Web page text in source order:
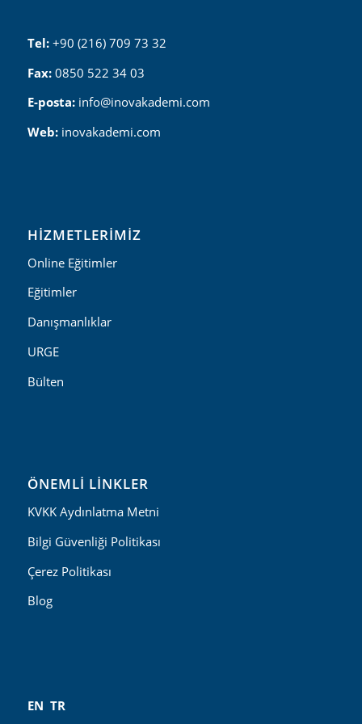
Tel: +90 (216) 709 73 32
Fax: 0850 522 34 03
E-posta: info@inovakademi.com
Web: inovakademi.com
HIZMETLERIMIZ
Online Eğitimler
Eğitimler
Danışmanlıklar
URGE
Bülten
ÖNEMLI LINKLER
KVKK Aydınlatma Metni
Bilgi Güvenliği Politikası
Çerez Politikası
Blog
EN TR